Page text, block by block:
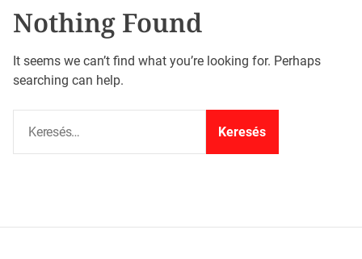
Nothing Found
It seems we can’t find what you’re looking for. Perhaps
searching can help.
r